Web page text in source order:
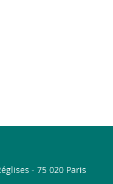
- 75 020 Paris